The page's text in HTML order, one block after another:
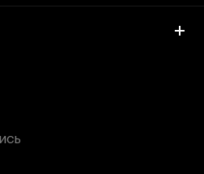
образовательной
«Универсальный